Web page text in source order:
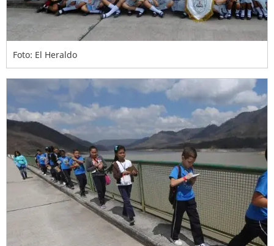
Foto: El Heraldo